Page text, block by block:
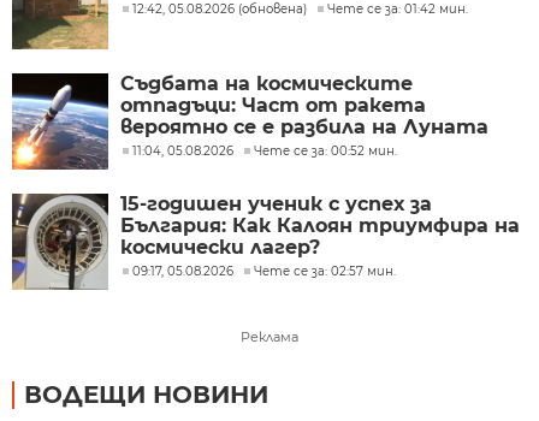
12:42, 05.08.2026 (обновена) Чете се за: 01:42 мин.
Съдбата на космическите
отпадъци: Част от ракета
вероятно се е разбила на Луната
11:04, 05.08.2026 Чете се за: 00:52 мин.
15-годишен ученик с успех за
България: Как Калоян триумфира на
космически лагер?
09:17, 05.08.2026 Чете се за: 02:57 мин.
Реклама
ВОДЕЩИ НОВИНИ